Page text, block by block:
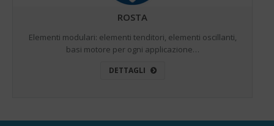
ROSTA
Elementi modulari: elementi tenditori, elementi oscillanti,
basi motore per ogni applicazione…
DETTAGLI